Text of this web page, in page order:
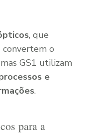
, que
convertem o
GS1 utilizam
e
.
para a